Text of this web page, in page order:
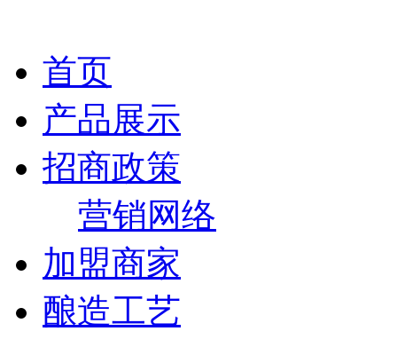
首页
产品展示
招商政策
营销网络
加盟商家
酿造工艺